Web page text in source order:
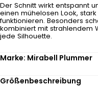
Der Schnitt wirkt entspannt
einen mühelosen Look,
funktionieren. Besonders
kombiniert mit strahlendem
jede Silhouette.
Marke: Mirabell Plummer
Größenbeschreibung